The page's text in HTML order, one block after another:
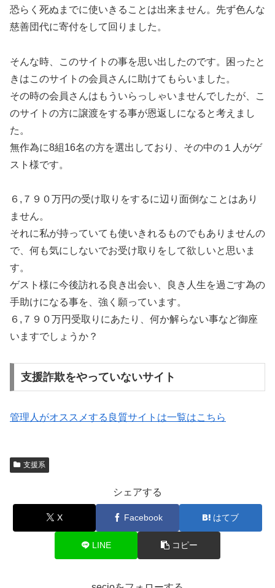
恐らく死ぬまでに使いきることは出来ません。先ず色んな
慈善団代に寄付をして回りました。
そんな時、このサイトの事を思い出したのです。困ったと
きはこのサイトの会員さんに助けてもらいました。
その時の会員さんはもういらっしゃいませんでしたが、こ
のサイトの方に譲渡をする事が恩返しになると考えまし
た。
無作為に8組16名の方を選出しており、その中の１人がゲ
スト様です。
６,７９０万円の受け取りをするに辺り面倒なことはあり
ません。
それに私が持っていても使いきれるものでもありませんの
で、何も気にしないでお受け取りをして欲しいと思いま
す。
ゲスト様に今後訪れる良き出会い、良き人生を過ごす為の
手助けになる事を、強く願っています。
６,７９０万円受取りにあたり、何か解らない事など御座
いますでしょうか？
支援詐欺をやっていないサイト
管理人がオススメする良質サイトは一覧はこちら
支援系
シェアする
X Facebook はてブ
LINE コピー